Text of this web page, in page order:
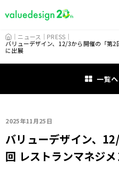
HOMEニュース
PRESS
バリューデザイン、12/3から開催の「第2
に出展
一覧
2025年11月25日
バリューデザイン、
回 レストランマネジ